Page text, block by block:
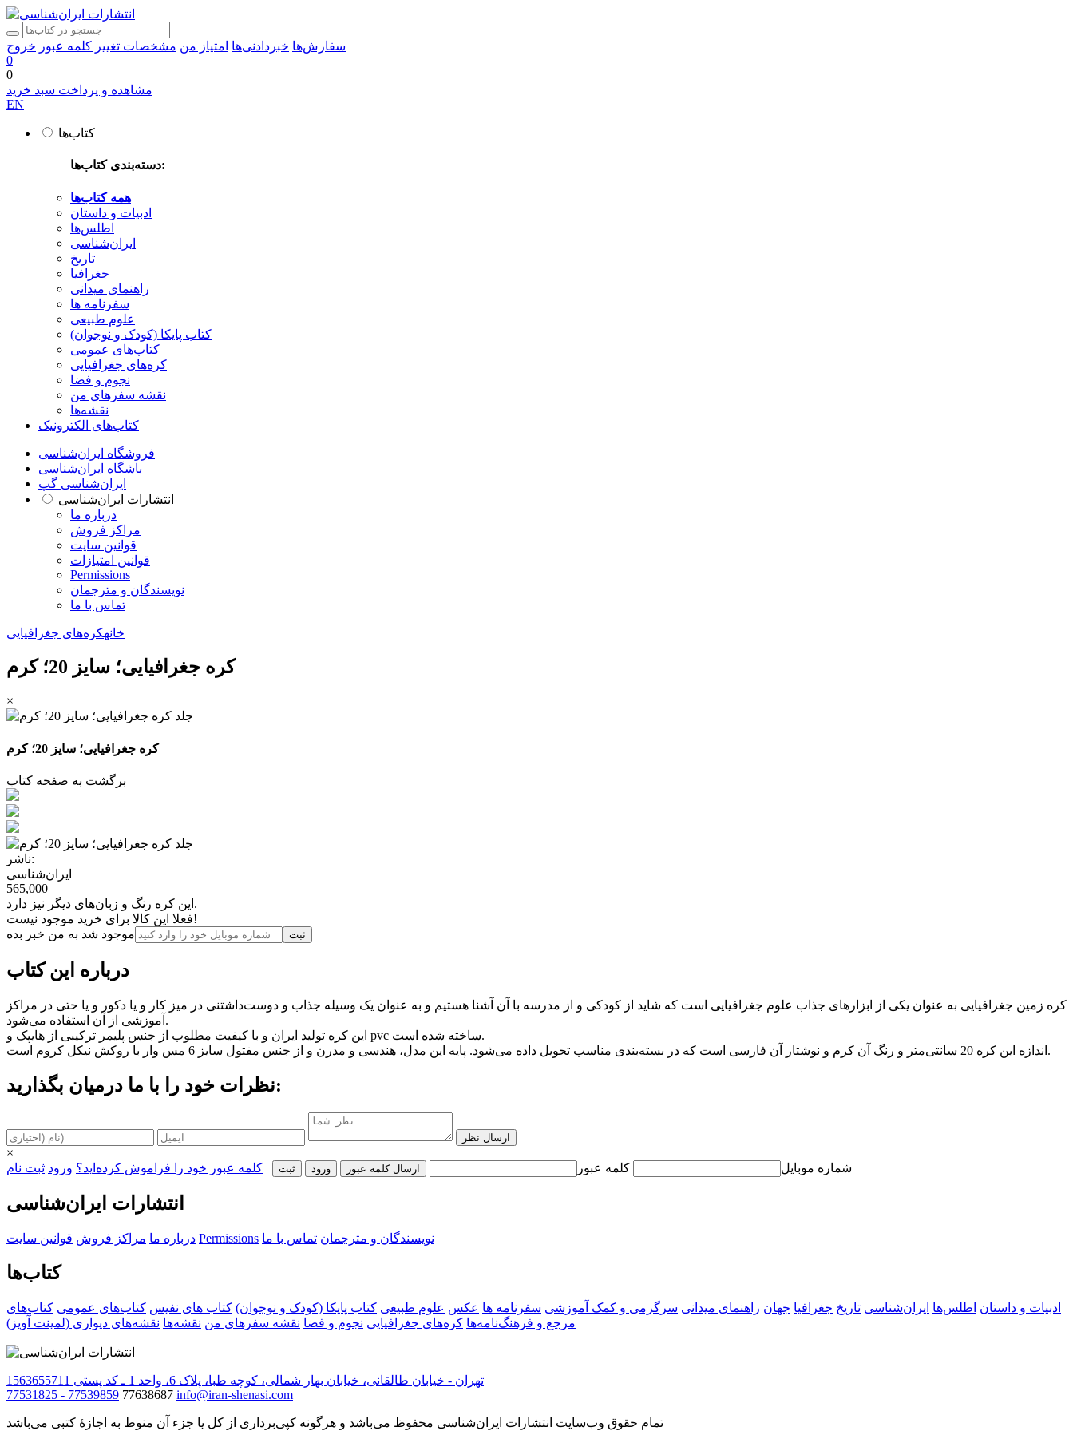
سفارش‌ها خبردادنی‌ها امتیاز من مشخصات تغییر کلمه عبور خروج
0
0
مشاهده و پرداخت سبد خرید
EN
کتاب‌ها
دسته‌بندی کتاب‌ها:
همه کتاب‌ها
ادبیات و داستان
اطلس‌ها
ایران‌شناسی
تاریخ
جغرافیا
راهنمای میدانی
سفرنامه‌ ها
علوم طبیعی
کتاب‌ پایکا (کودک و نوجوان)
کتاب‌های عمومی
کره‌های جغرافیایی
نجوم و فضا
نقشه سفرهای من
نقشه‌ها
کتاب‌های الکترونیک
فروشگاه ایران‌شناسی
باشگاه ایران‌شناسی
ایران‌شناسی گپ
انتشارات ایران‌شناسی
درباره ما
مراکز فروش
قوانین سایت
قوانین امتیازات
Permissions
نویسندگان و مترجمان
تماس با ما
خانهکره‌های جغرافیایی
کره جغرافیایی؛ سایز 20؛ کرم
×
کره جغرافیایی؛ سایز 20؛ کرم
برگشت به صفحه کتاب
ناشر:
ایران‌شناسی
565,000
این کره رنگ و زبان‌های دیگر نیز دارد.
فعلا این کالا برای خرید موجود نیست!
موجود شد به من خبر بده
ثبت‌
درباره این کتاب
کره زمین جغرافیایی به عنوان یکی از ابزارهای جذاب علوم جغرافیایی است که شاید از کودکی و از مدرسه با آن آشنا هستیم و به عنوان یک وسیله جذاب و دوست‌داشتنی در میز کار و یا دکور و یا حتی در مراکز
آموزشی از آن استفاده می‌شود.
این کره تولید ایران و با کیفیت مطلوب از جنس پلیمر ترکیبی از هایپک و pvc ساخته شده است.
اندازه این کره 20 سانتی‌متر و رنگ آن کرم و نوشتار آن فارسی است که در بسته‌بندی مناسب تحویل داده می‌شود. پایه این مدل، هندسی و مدرن و از جنس مفتول سایز 6 مس وار با روکش نیکل کروم است.
نظرات خود را با ما درمیان بگذارید:
ارسال نظر
×
شماره موبایل
کلمه عبور ارسال کلمه عبور ورود ثبت‌ کلمه عبور خود را فراموش کرده‌اید؟ ورود ثبت نام
انتشارات ایران‌شناسی
درباره ما مراکز فروش قوانین سایت Permissions نویسندگان و مترجمان تماس با ما
کتاب‌ها
ادبیات و داستان اطلس‌ها ایران‌شناسی تاریخ جغرافیا جهان راهنمای میدانی سرگرمی و کمک آموزشی سفرنامه‌ ها عکس علوم طبیعی کتاب‌ پایکا (کودک و نوجوان) کتاب های نفیس کتاب‌های عمومی کتاب‌های
مرجع و فرهنگ‌نامه‌ها کره‌های جغرافیایی نجوم و فضا نقشه سفرهای من نقشه‌ها نقشه‌های دیواری (لمینت آویز)
تهران - خیابان طالقانی، خیابان بهار شمالی، کوچه طبا، پلاک 6، واحد 1 ـ کد پستی 1563655711
77531825 - 77539859 77638687 info@iran-shenasi.com
تمام حقوق وب‌سایت انتشارات ایران‌شناسی محفوظ می‌باشد و هرگونه کپی‌برداری از کل یا جزء آن منوط به اجازهٔ کتبی می‌باشد